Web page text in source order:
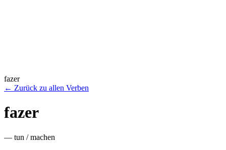
fazer
← Zurück zu allen Verben
fazer
— tun / machen